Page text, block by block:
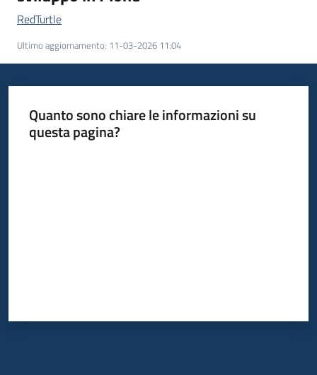
Comunicazione
e
partecipazione
Seguici
RedTurtle
Ultimo aggiornamento: 11-03-2026 11:04
Quanto sono chiare le informazioni su
questa pagina?